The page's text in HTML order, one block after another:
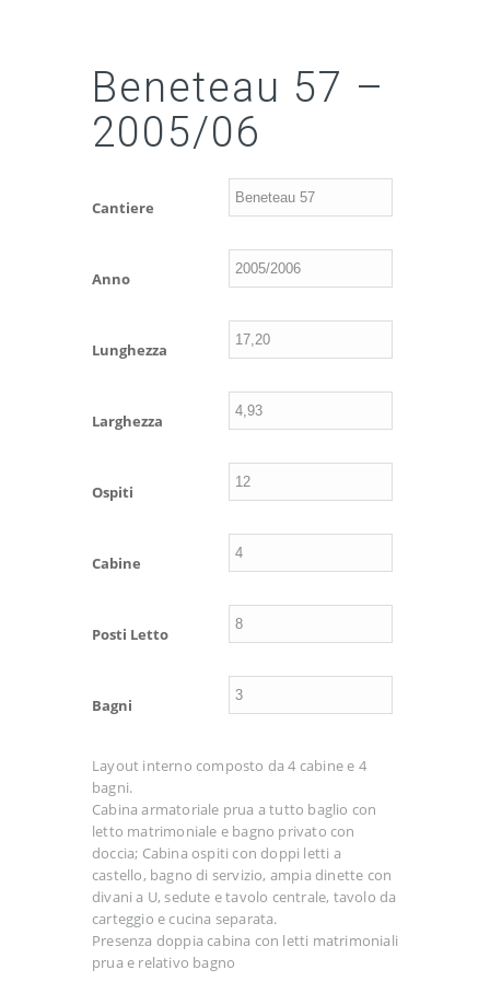
Beneteau 57 –
2005/06
Cantiere
Anno
Lunghezza
Larghezza
Ospiti
Cabine
Posti Letto
Bagni
Layout interno composto da 4 cabine e 4
bagni.
Cabina armatoriale prua a tutto baglio con
letto matrimoniale e bagno privato con
doccia; Cabina ospiti con doppi letti a
castello, bagno di servizio, ampia dinette con
divani a U, sedute e tavolo centrale, tavolo da
carteggio e cucina separata.
Presenza doppia cabina con letti matrimoniali
prua e relativo bagno